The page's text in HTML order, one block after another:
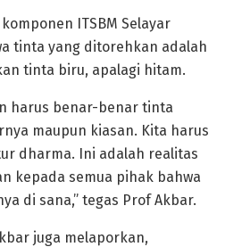
ITSBM Selayar
tinta yang ditorehkan adalah
tinta biru, apalagi hitam.
harus benar-benar tinta
maupun kiasan. Kita harus
dharma. Ini adalah realitas
kepada semua pihak bahwa
di sana,” tegas Prof Akbar.
juga melaporkan,